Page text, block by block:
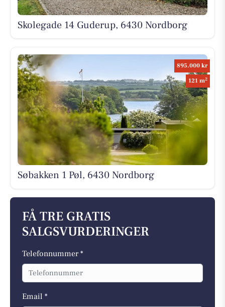
Skolegade 14 Guderup, 6430 Nordborg
895.000 kr
121 m2
Søbakken 1 Pøl, 6430 Nordborg
FÅ TRE GRATIS
SALGSVURDERINGER
Telefonnummer *
Email *